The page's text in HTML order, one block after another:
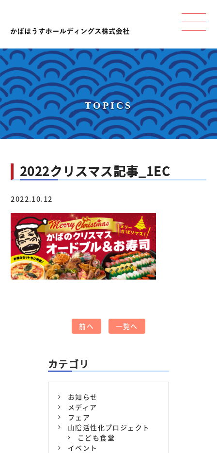
TOPICS
2022クリスマス記事_1EC
2022.10.12
前へ 一覧へ
カテゴリ
お知らせ
メディア
フェア
山陰活性化プロジェクト
こども食堂
イベント